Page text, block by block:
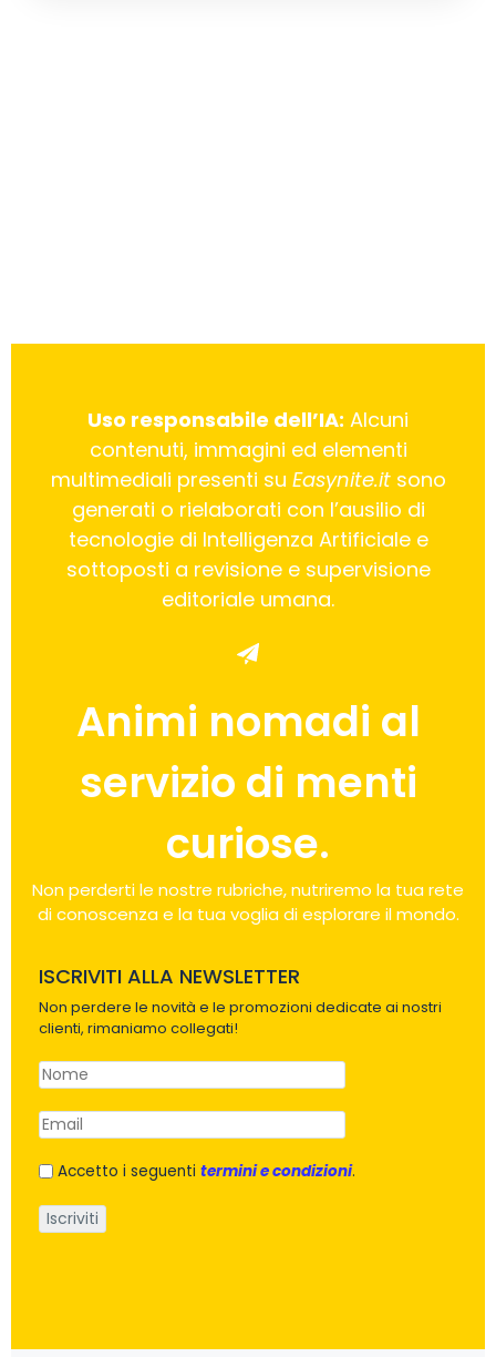
Uso responsabile dell’IA: Alcuni
contenuti, immagini ed elementi
multimediali presenti su Easynite.itsono
generati o rielaborati con l’ausilio di
tecnologie di Intelligenza Artificiale e
sottoposti a revisione e supervisione
editoriale umana.
Animi nomadi al
servizio di menti
curiose.
Non perderti le nostre rubriche, nutriremo la tua rete
di conoscenza e la tua voglia di esplorare il mondo.
ISCRIVITI ALLA NEWSLETTER
Non perdere le novità e le promozioni dedicate ai nostri
clienti, rimaniamo collegati!
Accetto i seguenti termini e condizioni.